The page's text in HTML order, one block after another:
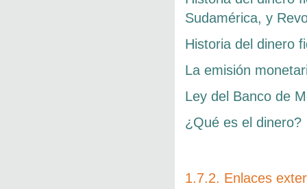
Sudamérica, y
Historia del dinero
La emisión
Ley del Banco de
¿Qué es el dinero?
1.7.2. Enlaces